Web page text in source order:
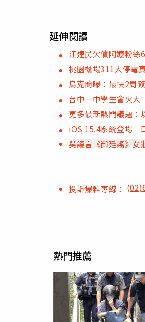
延伸閱讀
汪建民欠債阿嬤粉絲
桃園機場311大停電
烏克蘭曝：最快2周
台中一中學生會火
更多最新熱門議題：
iOS 15.4系統登場
吳謹言《御廷謠》女
投訴爆料專線：
熱門推薦